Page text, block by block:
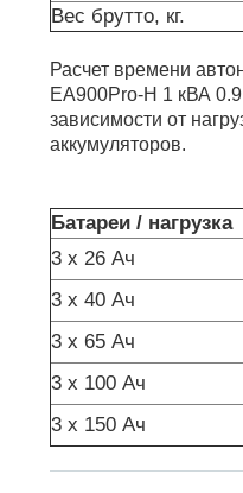
Вес брутто, кг.
Расчет времени
EA900Pro-H 1 кВА
зависимости от
аккумуляторов.
Батареи / нагрузка
3 х 26 Ач
3 х 40 Ач
3 х 65 Ач
3 х 100 Ач
3 х 150 Ач